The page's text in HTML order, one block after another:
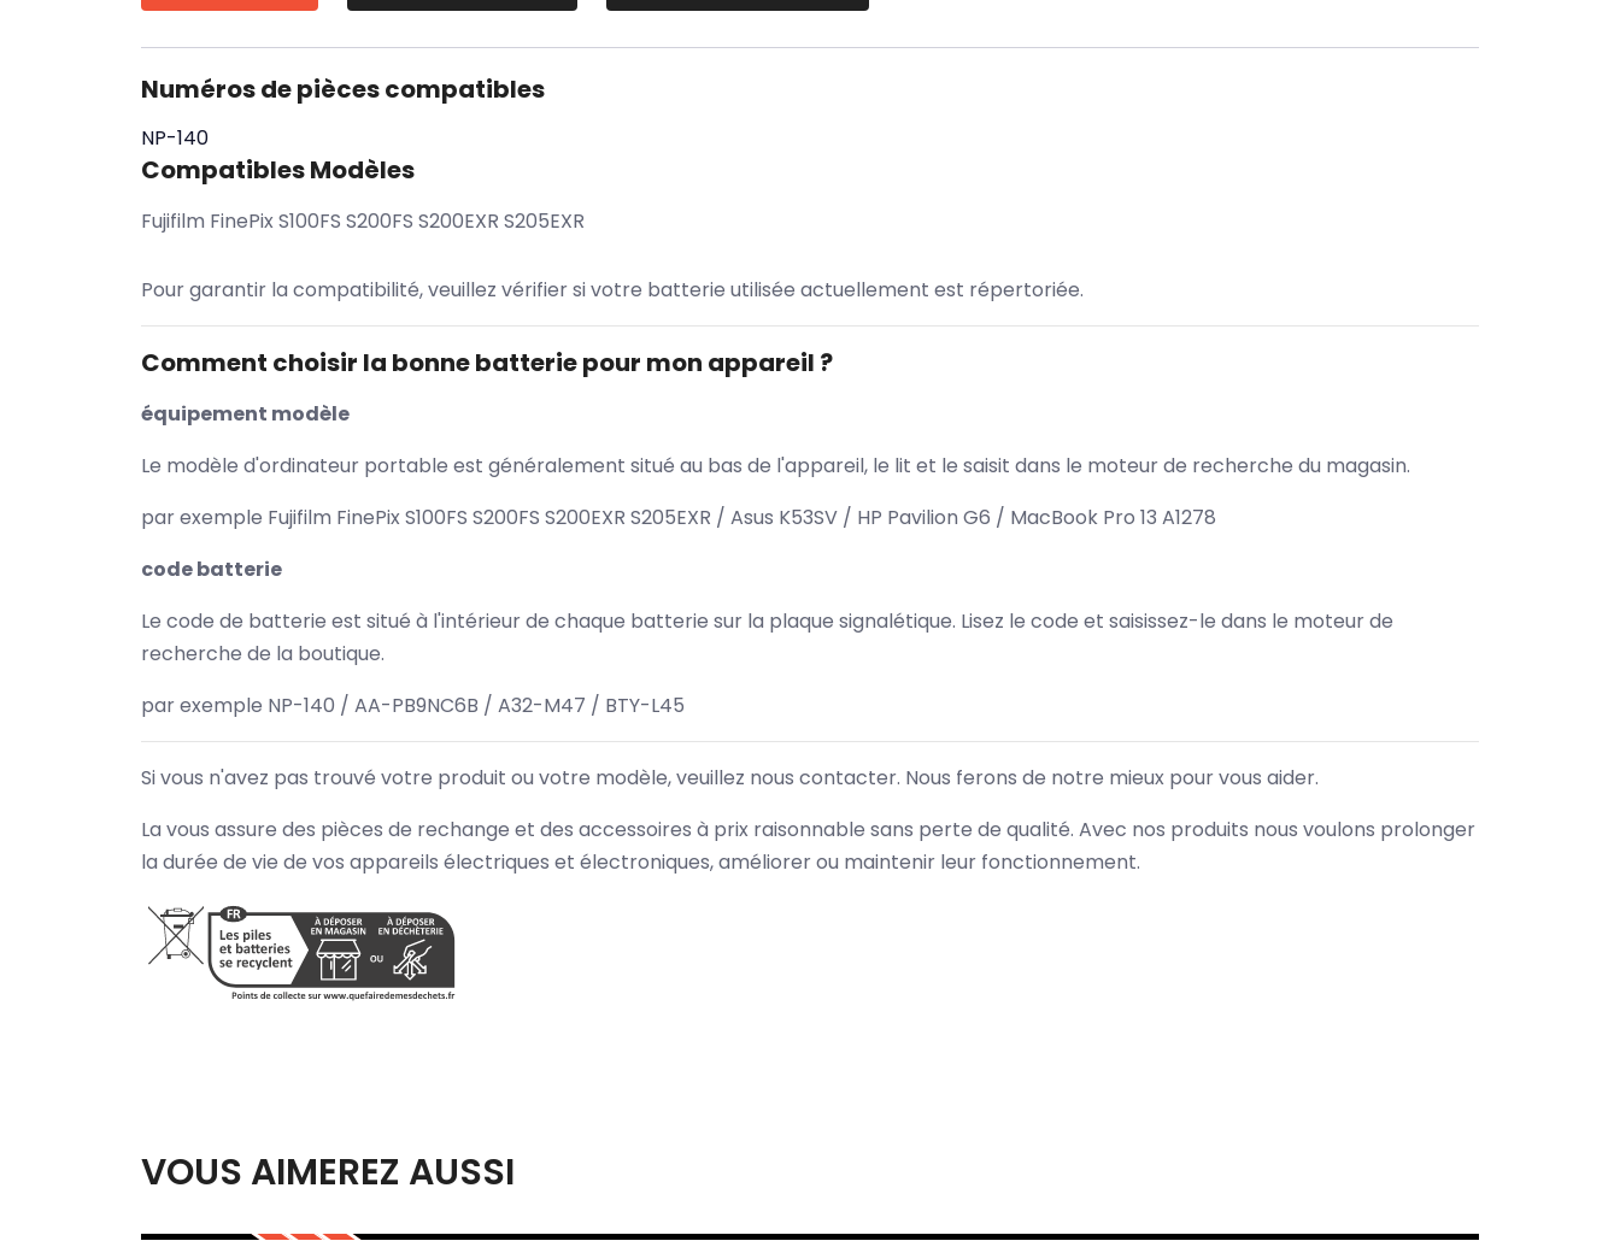
Numéros de pièces compatibles
NP-140
Compatibles Modèles
Fujifilm FinePix S100FS S200FS S200EXR S205EXR
Pour garantir la compatibilité, veuillez vérifier si votre batterie utilisée actuellement est répertoriée.
Comment choisir la bonne batterie pour mon appareil ?
équipement modèle
Le modèle d'ordinateur portable est généralement situé au bas de l'appareil, le lit et le saisit dans le moteur de recherche du magasin.
par exemple Fujifilm FinePix S100FS S200FS S200EXR S205EXR / Asus K53SV / HP Pavilion G6 / MacBook Pro 13 A1278
code batterie
Le code de batterie est situé à l'intérieur de chaque batterie sur la plaque signalétique. Lisez le code et saisissez-le dans le moteur de
recherche de la boutique.
par exemple NP-140 / AA-PB9NC6B / A32-M47 / BTY-L45
Si vous n'avez pas trouvé votre produit ou votre modèle, veuillez nous contacter. Nous ferons de notre mieux pour vous aider.
La vous assure des pièces de rechange et des accessoires à prix raisonnable sans perte de qualité. Avec nos produits nous voulons prolonger
la durée de vie de vos appareils électriques et électroniques, améliorer ou maintenir leur fonctionnement.
VOUS AIMEREZ AUSSI